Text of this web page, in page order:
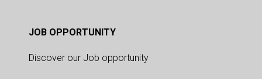
JOB OPPORTUNITY
Discover our Job opportunity